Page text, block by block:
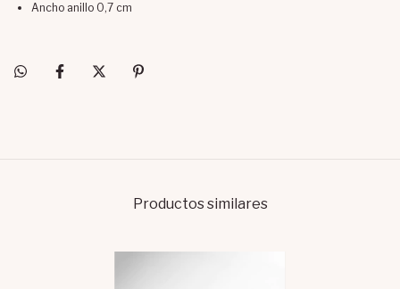
Ancho anillo 0,7 cm
Productos similares